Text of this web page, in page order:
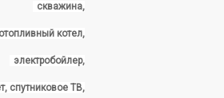
скважина,
котел,
электробойлер,
спутниковое ТВ,